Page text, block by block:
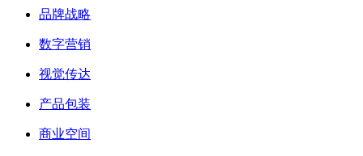
品牌战略
数字营销
视觉传达
产品包装
商业空间